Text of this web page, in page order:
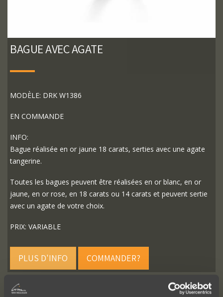
BAGUE AVEC AGATE
MODÈLE: DRK W1386
EN COMMANDE
INFO:
Bague réalisée en or jaune 18 carats, serties avec une agate
tangerine.
Toutes les bagues peuvent être réalisées en or blanc, en or
jaune, en or rose, en 18 carats ou 14 carats et peuvent sertie
avec un agate de votre choix.
PRIX: VARIABLE
PLUS D'INFO COMMANDER?